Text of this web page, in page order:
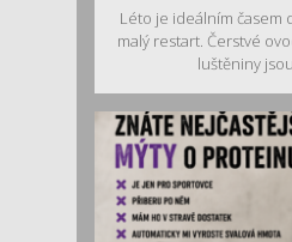
Léto je ideálním časem
malý restart. Čerstvé
luštěniny jsou